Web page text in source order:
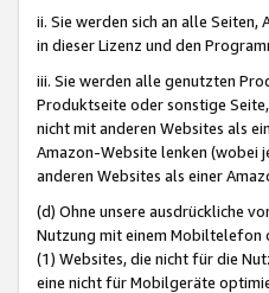
ii. Sie werden sich an alle
in dieser Lizenz und den
iii. Sie werden alle genutzten
Produktseite oder sonstige
nicht mit anderen Websites als
Amazon-Website lenken (wobei
anderen Websites als einer
(d) Ohne unsere ausdrückliche
Nutzung mit einem Mobiltelefon
(1) Websites, die nicht für die
eine nicht für Mobilgeräte